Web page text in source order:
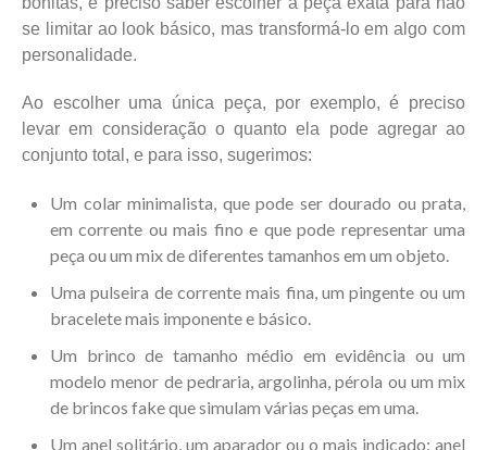
se limitar ao look básico, mas transformá-lo em algo com
personalidade.
Ao escolher uma única peça, por exemplo, é preciso
levar em consideração o quanto ela pode agregar ao
conjunto total, e para isso, sugerimos:
Um colar minimalista, que pode ser dourado ou prata,
em corrente ou mais fino e que pode representar uma
peça ou um mix de diferentes tamanhos em um objeto.
Uma pulseira de corrente mais fina, um pingente ou um
bracelete mais imponente e básico.
Um brinco de tamanho médio em evidência ou um
modelo menor de pedraria, argolinha, pérola ou um mix
de brincos fake que simulam várias peças em uma.
Um anel solitário, um aparador ou o mais indicado: anel